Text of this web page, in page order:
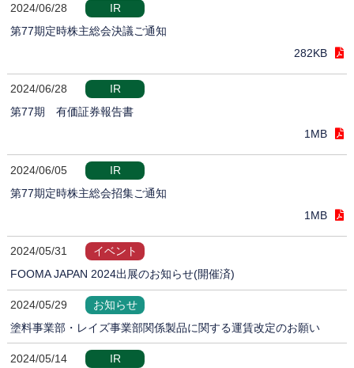
2024/06/28
IR
第77期定時株主総会決議ご通知
282KB
2024/06/28
IR
第77期 有価証券報告書
1MB
2024/06/05
IR
第77期定時株主総会招集ご通知
1MB
2024/05/31
イベント
FOOMA JAPAN 2024出展のお知らせ(開催済)
2024/05/29
お知らせ
塗料事業部・レイズ事業部関係製品に関する運賃改定のお願い
2024/05/14
IR